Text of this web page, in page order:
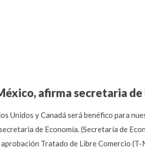
afirma secretaria de
Unidos y Canadá será benéfico para
de Economía. (Secretaría de
Tratado de Libre Comercio (T-